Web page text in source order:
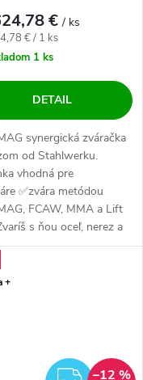
€/ ks
cena:
€ / 1 ks
1 ks
DETAIL
synergická zváračka
od Stahlwerku.
vhodná pre
✅zvára metódou
FCAW, MMA a Lift
s ňou oceľ, nerez a
+
–12 %